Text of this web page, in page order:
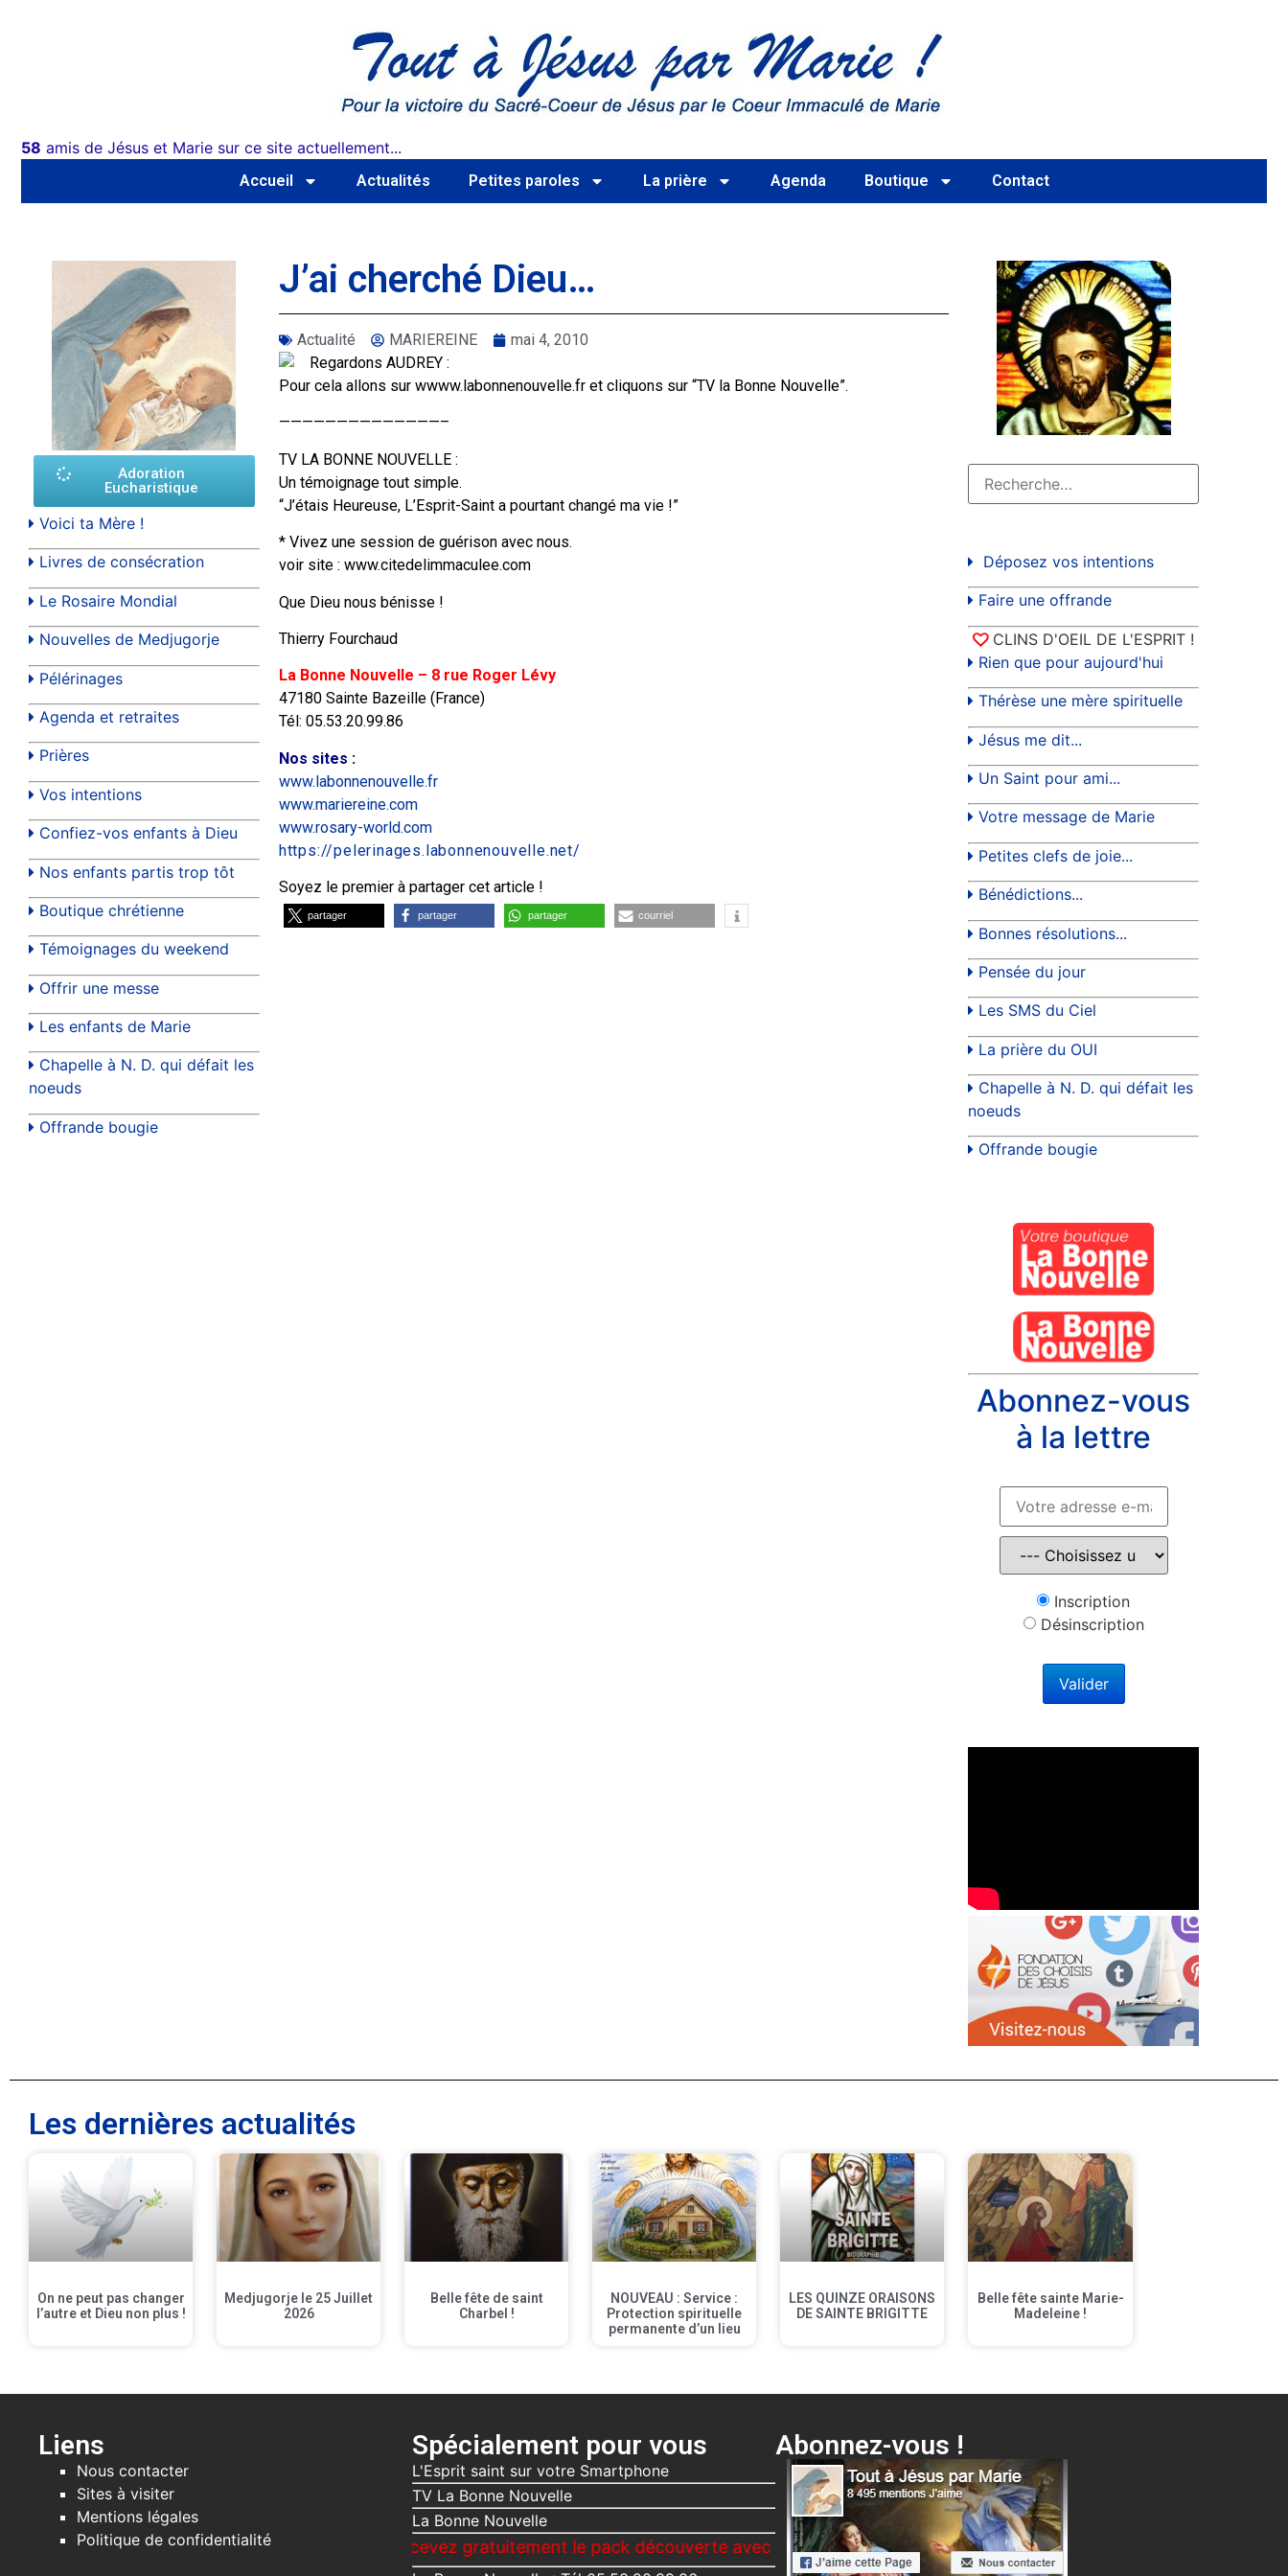
58 amis de Jésus et Marie sur ce site actuellement...
Accueil Actualités Petites paroles La prière Agenda Boutique Contact
Adoration
Eucharistique
Voici ta Mère !
Livres de consécration
Le Rosaire Mondial
Nouvelles de Medjugorje
Pélérinages
Agenda et retraites
Prières
Vos intentions
Confiez-vos enfants à Dieu
Nos enfants partis trop tôt
Boutique chrétienne
Témoignages du weekend
Offrir une messe
Les enfants de Marie
Chapelle à N. D. qui défait les
noeuds
Offrande bougie
J’ai cherché Dieu…
Actualité MARIEREINE
mai 4, 2010
Regardons AUDREY :
Pour cela allons sur wwww.labonnenouvelle.fr et cliquons sur “TV la Bonne Nouvelle”.
——————————————–
TV LA BONNE NOUVELLE :
Un témoignage tout simple.
“J’étais Heureuse, L’Esprit-Saint a pourtant changé ma vie !”
* Vivez une session de guérison avec nous.
voir site : www.citedelimmaculee.com
Que Dieu nous bénisse !
Thierry Fourchaud
La Bonne Nouvelle – 8 rue Roger Lévy
47180 Sainte Bazeille (France)
Tél: 05.53.20.99.86
Nos sites :
www.labonnenouvelle.fr
www.mariereine.com
www.rosary-world.com
https://pelerinages.labonnenouvelle.net/
Soyez le premier à partager cet article !
partager partager partager courriel
Déposez vos intentions
Faire une offrande
CLINS D'OEIL DE L'ESPRIT !
Rien que pour aujourd'hui
Thérèse une mère spirituelle
Jésus me dit...
Un Saint pour ami...
Votre message de Marie
Petites clefs de joie...
Bénédictions...
Bonnes résolutions...
Pensée du jour
Les SMS du Ciel
La prière du OUI
Chapelle à N. D. qui défait les
noeuds
Offrande bougie
Abonnez-vous
à la lettre
Inscription
Désinscription
Les dernières actualités
On ne peut pas changer
l’autre et Dieu non plus !
Medjugorje le 25 Juillet
2026
Belle fête de saint
Charbel !
NOUVEAU : Service :
Protection spirituelle
permanente d’un lieu
LES QUINZE ORAISONS
DE SAINTE BRIGITTE
Belle fête sainte Marie-
Madeleine !
Liens
Nous contacter
Sites à visiter
Mentions légales
Politique de confidentialité
Spécialement pour vous
L'Esprit saint sur votre Smartphone
TV La Bonne Nouvelle
La Bonne Nouvelle
Recevez gratuitement le pack découverte avec la Bonne Nouvelle, Le Voici ta Mère + différentes surprises…
Abonnez-vous !